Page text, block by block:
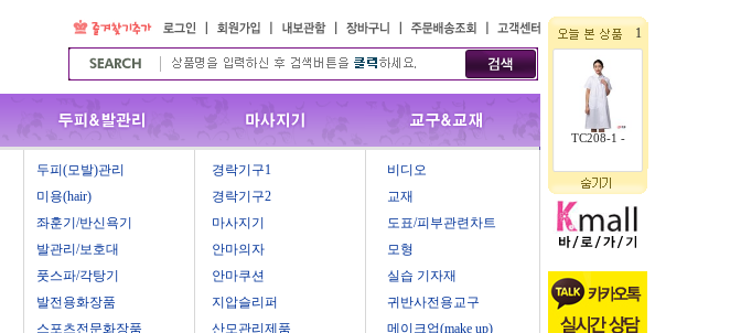
두피(모발)관리
미용(hair)
좌훈기/반신욕기
발관리/보호대
풋스파/각탕기
발전용화장품
스포츠전문화장품
경락기구1
경락기구2
마사지기
안마의자
안마쿠션
지압슬리퍼
산모관리제품
비디오
교재
도표/피부관련차트
모형
실습 기자재
귀반사전용교구
메이크업(make up)
1
TC208-1 -